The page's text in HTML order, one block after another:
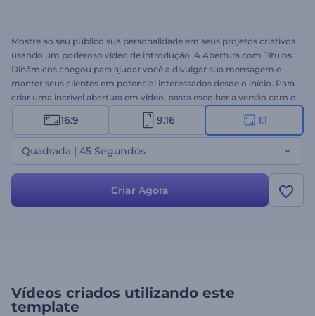
Mostre ao seu público sua personalidade em seus projetos criativos
usando um poderoso vídeo de introdução. A Abertura com Títulos
Dinâmicos chegou para ajudar você a divulgar sua mensagem e
manter seus clientes em potencial interessados ​​desde o início. Para
criar uma incrível abertura em vídeo, basta escolher a versão com o
tempo desejado, adicionar seus arquivos de mídia, digitar seus
textos promocionais e adicionar sua música preferida de fundo.
Ideal para aberturas de eventos de grande ou média escala,
promoções de novos produtos, comerciais de TV, introduções de
canais e muito mais. Experimente agora!
16:9 9:16 1:1
Quadrada | 45 Segundos
Criar Agora
Vídeos criados utilizando este
template